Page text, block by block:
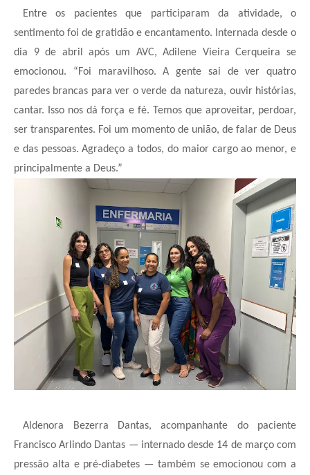
Entre os pacientes que participaram da atividade, o
sentimento foi de gratidão e encantamento. Internada desde o
dia 9 de abril após um AVC, Adilene Vieira Cerqueira se
emocionou. “Foi maravilhoso. A gente sai de ver quatro
paredes brancas para ver o verde da natureza, ouvir histórias,
cantar. Isso nos dá força e fé. Temos que aproveitar, perdoar,
ser transparentes. Foi um momento de união, de falar de Deus
e das pessoas. Agradeço a todos, do maior cargo ao menor, e
principalmente a Deus.”
Aldenora Bezerra Dantas, acompanhante do paciente
Francisco Arlindo Dantas — internado desde 14 de março com
pressão alta e pré-diabetes — também se emocionou com a